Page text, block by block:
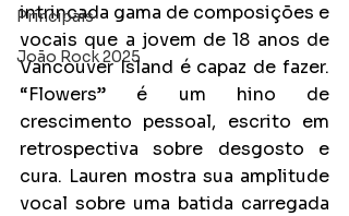
Principais
João Rock 2025
intrincada gama de composições e
vocais que a jovem de 18 anos de
Vancouver Island é capaz de fazer.
“Flowers” é um hino de
crescimento pessoal, escrito em
retrospectiva sobre desgosto e
cura. Lauren mostra sua amplitude
vocal sobre uma batida carregada